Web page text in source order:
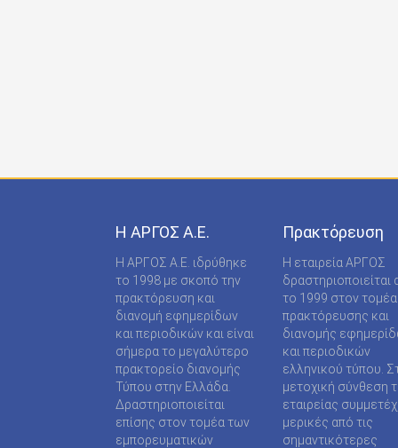
S.A.J.P. ΕΚΔΟΤΙΚΗ ΙΚΕ
SABD ΕΚΔΟΤΙΚΗ Α.Ε
SHOP SUPPLY ΠΡΟΜΗΘΕΙΕΣ
SPORTDAY ΑΕΠΕΕ
STARCOM PRESS ΕΤΑΙΡΕΙΑ
SUPER MEDIA ΕΚΔΟΤΙΚΕΣ ΕΠΙΧΕΙΡΗΣΕΙΣ ΙΚΕ
TAXHEAVEN A.E
Η ΑΡΓΟΣ A.E.
Η ΑΡΓΟΣ A.E. ιδρύθηκε
το 1998 με σκοπό την
πρακτόρευση και
διανομή εφημερίδων
και περιοδικών και είναι
σήμερα το μεγαλύτερο
πρακτορείο διανομής
Τύπου στην Ελλάδα.
Δραστηριοποιείται
επίσης στον τομέα των
εμπορευματικών
Πρακτόρευση
Η εταιρεία ΑΡΓΟΣ
δραστηριοποιείται
το 1999 στον τομέα
πρακτόρευσης και
διανομής
και περιοδικών
ελληνικού τύπου.
μετοχική σύνθεση
εταιρείας
μερικές από τις
σημαντικότερες